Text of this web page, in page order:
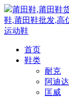
莆田鞋,莆田鞋
鞋,莆田鞋批发,高
运动鞋
首页
鞋类
耐克
阿迪
匡威